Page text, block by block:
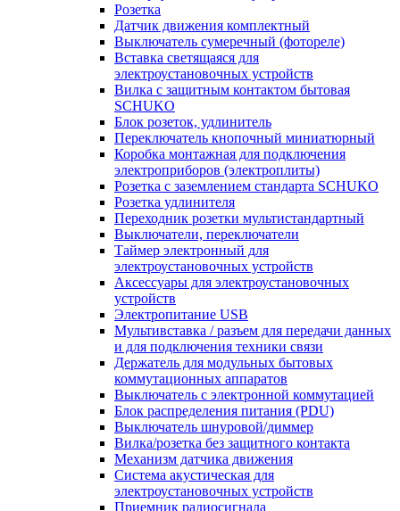
Розетка
Датчик движения комплектный
Выключатель сумеречный (фотореле)
Вставка светящаяся для
электроустановочных устройств
Вилка с защитным контактом бытовая
SCHUKO
Блок розеток, удлинитель
Переключатель кнопочный миниатюрный
Коробка монтажная для подключения
электроприборов (электроплиты)
Розетка с заземлением стандарта SCHUKO
Розетка удлинителя
Переходник розетки мультистандартный
Выключатели, переключатели
Таймер электронный для
электроустановочных устройств
Аксессуары для электроустановочных
устройств
Электропитание USB
Мультивставка / разъем для передачи данных
и для подключения техники связи
Держатель для модульных бытовых
коммутационных аппаратов
Выключатель с электронной коммутацией
Блок распределения питания (PDU)
Выключатель шнуровой/диммер
Вилка/розетка без защитного контакта
Механизм датчика движения
Система акустическая для
электроустановочных устройств
Приемник радиосигнала